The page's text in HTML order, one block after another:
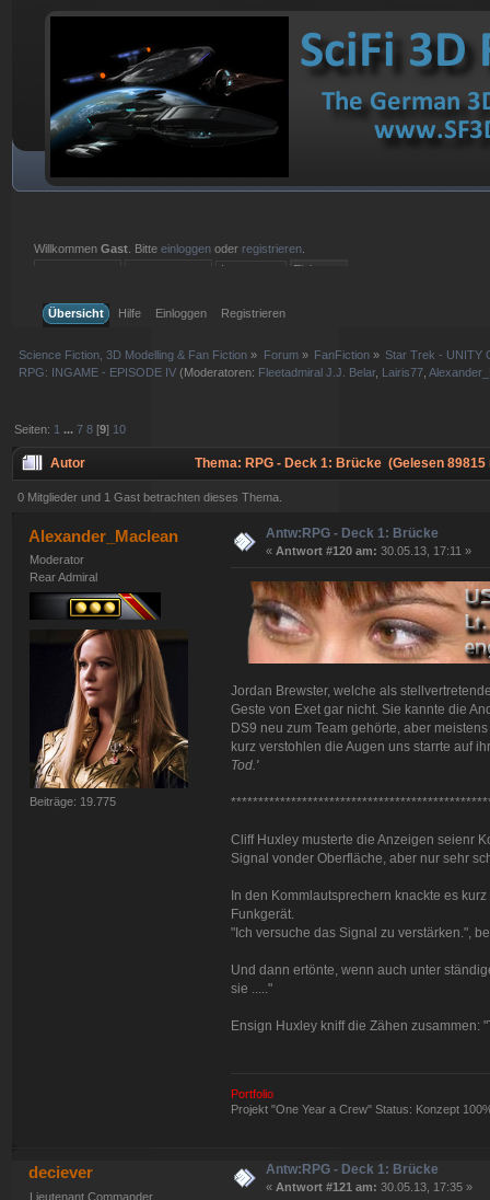
WillkommenGast . Bitteeinloggen oder registrieren
Übersicht
Hilfe Einloggen Registrieren
Science Fiction, 3D Modelling & Fan Fiction » Forum» FanFiction » Star Trek - UNITY
RPG: INGAME - EPISODE IV (Moderatoren: Fleetadmiral J.J. Belar, Lairis77 ,
Seiten: 1 ...7 8 [9] 10
Autor Thema: RPG - Deck 1: Brücke (Gelesen 89815
0 Mitglieder und 1 Gast betrachten dieses Thema.
Alexander_Maclean
Moderator
Rear Admiral
Beiträge: 19.775
Antw:RPG - Deck 1: Brücke
« Antwort #120 am: 30.05.13, 17:11 »
Jordan Brewster, welche als
Geste von Exet gar nicht. Sie kannte die
DS9 neu zum Team gehörte, aber
kurz verstohlen die Augen uns starrte auf
Tod.'
Cliff Huxley musterte die Anzeigen seienr
Signal vonder Oberfläche, aber nur sehr
In den Kommlautsprechern knackte es
Funkgerät.
"Ich versuche das Signal zu verstärken.",
Und dann ertönte, wenn auch unter
sie ....."
Ensign Huxley kniff die Zähen zusammen:
Portfolio
Projekt "One Year a Crew" Status: Konzept
deciever
Lieutenant Commander
Antw:RPG - Deck 1: Brücke
« Antwort #121 am: 30.05.13, 17:35 »